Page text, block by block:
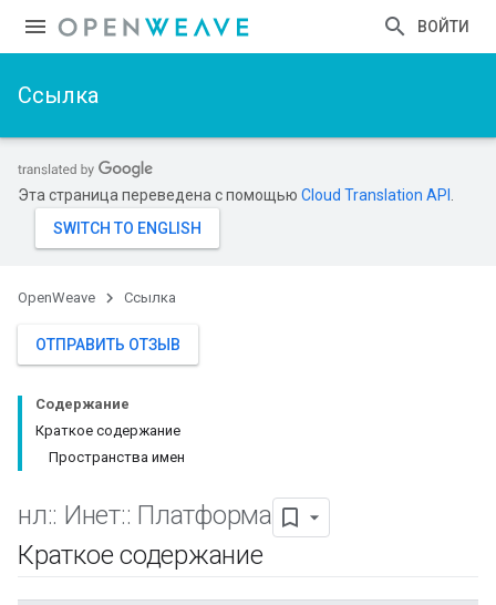
ВОЙТИ
Ссылка
Эта страница переведена с помощью Cloud Translation API
OpenWeave Ссылка
ОТПРАВИТЬ ОТЗЫВ
Содержание
Краткое содержание
Пространства имен
нл:: Инет:: Платформа
Краткое содержание